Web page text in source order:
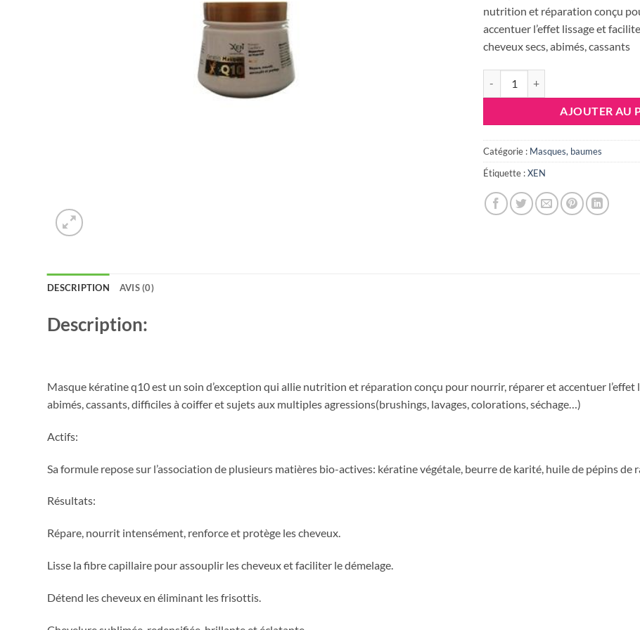
était
nutrition et réparation conçu
accentuer l’effet lissage et
cheveux secs, abimés, cassants
AJOUTER AU
Catégorie : Masques, baumes
Étiquette :XEN
DESCRIPTION AVIS (0)
Description:
Masque kératine q10 est un soin d’exception qui allie nutrition et réparation conçu pour nourrir, réparer et accentuer l’effet
abimés, cassants, difficiles à coiffer et sujets aux multiples agressions(brushings, lavages, colorations, séchage…)
Actifs:
Sa formule repose sur l’association de plusieurs matières bio-actives: kératine végétale, beurre de karité, huile de pépins de
Résultats:
Répare, nourrit intensément, renforce et protège les cheveux.
Lisse la fibre capillaire pour assouplir les cheveux et faciliter le démelage.
Détend les cheveux en éliminant les frisottis.